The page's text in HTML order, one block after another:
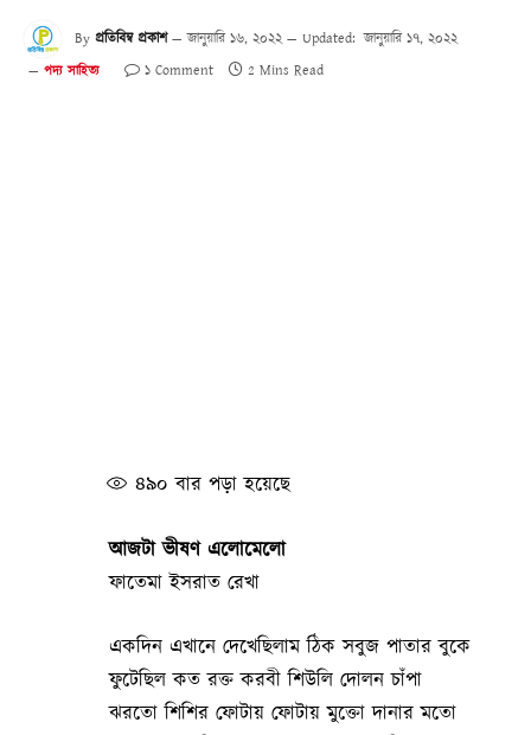
By প্রতিবিম্ব প্রকাশ জানুয়ারি ১৬, ২০২২ Updated: জানুয়ারি ১৭, ২০২২
পদ্য সাহিত্য ১ Comment 2 Mins Read
৪৯০ বার পড়া হয়েছে
আজটা ভীষণ এলোমেলো
ফাতেমা ইসরাত রেখা
একদিন এখানে দেখেছিলাম ঠিক সবুজ পাতার বুকে
ফুটেছিল কত রক্ত করবী শিউলি দোলন চাঁপা
ঝরতো শিশির ফোটায় ফোটায় মুক্তো দানার মতো